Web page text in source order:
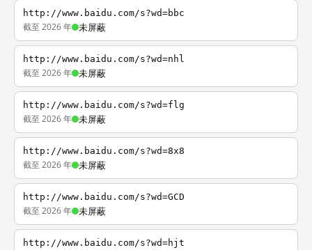
http://www.baidu.com/s?wd=bbc
截至 2026 年 未屏蔽
http://www.baidu.com/s?wd=nhl
截至 2026 年 未屏蔽
http://www.baidu.com/s?wd=flg
截至 2026 年 未屏蔽
http://www.baidu.com/s?wd=8x8
截至 2026 年 未屏蔽
http://www.baidu.com/s?wd=GCD
截至 2026 年 未屏蔽
http://www.baidu.com/s?wd=hjt